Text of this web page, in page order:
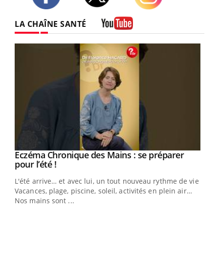
LA CHAÎNE SANTÉ
Youtube
Eczéma Chronique des Mains : se préparer
pour l’été !Youtube
L'été arrive… et avec lui, un tout nouveau rythme de vie !
Vacances, plage, piscine, soleil, activités en plein air…
Nos mains sont ...